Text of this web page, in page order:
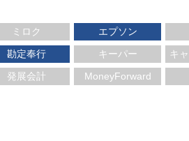
ミロク エプソン
勘定奉行 キーパー
キ
発展会計 MoneyForward